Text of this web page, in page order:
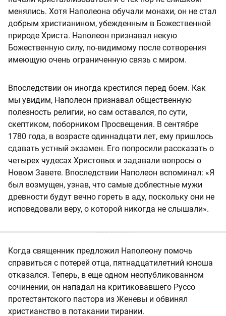
менялись. Хотя Наполеона обучали монахи, он не стал
добрым христианином, убежденным в Божественной
природе Христа. Наполеон признавал некую
Божественную силу, по-видимому после сотворения
имеющую очень ограниченную связь с миром.
Впоследствии он иногда крестился перед боем. Как
мы увидим, Наполеон признавал общественную
полезность религии, но сам оставался, по сути,
скептиком, поборником Просвещения. В сентябре
1780 года, в возрасте одиннадцати лет, ему пришлось
сдавать устный экзамен. Его попросили рассказать о
четырех чудесах Христовых и задавали вопросы о
Новом Завете. Впоследствии Наполеон вспоминал: «Я
был возмущен, узнав, что самые доблестные мужи
древности будут вечно гореть в аду, поскольку они не
исповедовали веру, о которой никогда не слышали».
Когда священник предложил Наполеону помочь
справиться с потерей отца, пятнадцатилетний юноша
отказался. Теперь, в еще одном неопубликованном
сочинении, он нападал на критиковавшего Руссо
протестантского пастора из Женевы и обвинял
христианство в потакании тирании.